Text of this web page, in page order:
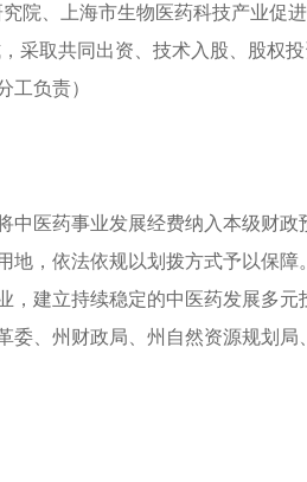
院、上海市生物医药科技产业促
采取共同出资、技术入股、股权
工负责）
中医药事业发展经费纳入本级财政
地，依法依规以划拨方式予以保障
，建立持续稳定的中医药发展多元
委、州财政局、州自然资源规划局